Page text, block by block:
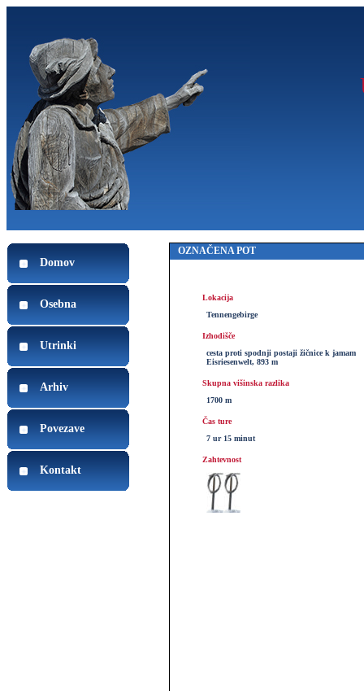
Domov
Osebna
Utrinki
Arhiv
Povezave
Kontakt
OZNAČENA POT
Lokacija
Tennengebirge
Izhodišče
cesta proti spodnji postaji žičnice k jamam
Eisriesenwelt, 893 m
Skupna višinska razlika
1700 m
Čas ture
7 ur 15 minut
Zahtevnost